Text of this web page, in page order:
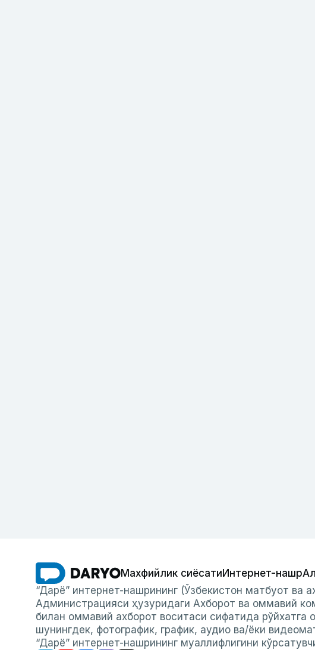
Махфийлик сиёсатиИнтернет-нашр
“Дарё” интернет-нашрининг (Ўзбекистон матбуот ва
Администрацияси ҳузуридаги Ахборот ва оммавий
билан оммавий ахборот воситаси сифатида
шунингдек, фотографик, график, аудио ва/ёки
“Дарё” интернет-нашрининг муаллифлигини